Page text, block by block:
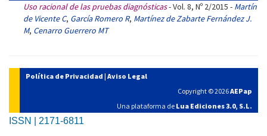
Uso racional de las pruebas diagnósticas- Vol. 8, Nº 2/2015 - Martín
de Vicente C, García Romero R, Martínez de Zabarte Fernández J.
M, Cenarro Guerrero MT
Política de Privacidad | Aviso Legal
Copyright © 2026AEPap
Una plataforma de Lua Ediciones 3.0, S.L.
ISSN | 2171-6811